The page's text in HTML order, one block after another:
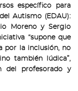
específico para
Autismo (EDAU):
Moreno y Sergio
“supone que
por la inclusión, no
también lúdica”,
del profesorado y